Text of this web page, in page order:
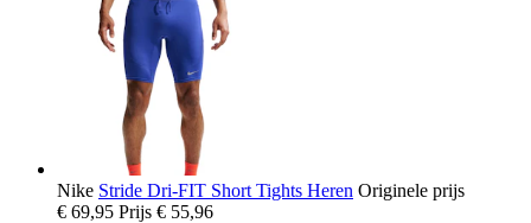
Nike Stride Dri-FIT Short Tights Heren Originele prijs
€ 69,95 Prijs € 55,96